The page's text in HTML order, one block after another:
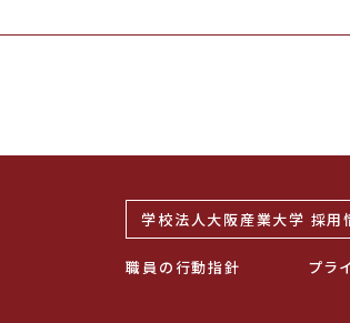
学校法人大阪産業大学 採用
職員の行動指針 プラ